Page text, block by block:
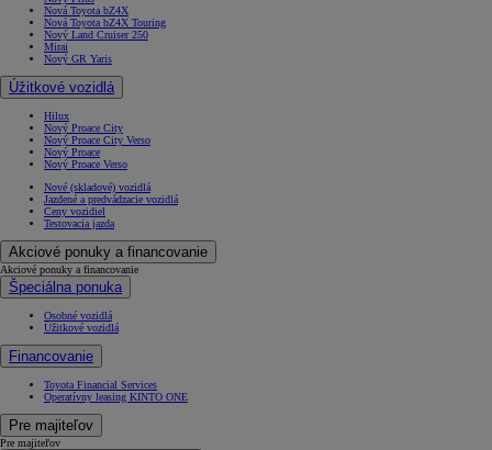
Nová Toyota bZ4X
Nová Toyota bZ4X Touring
Nový Land Cruiser 250
Mirai
Nový GR Yaris
Úžitkové vozidlá
Hilux
Nový Proace City
Nový Proace City Verso
Nový Proace
Nový Proace Verso
Nové (skladové) vozidlá
Jazdené a predvádzacie vozidlá
Ceny vozidiel
Testovacia jazda
Akciové ponuky a financovanie
Akciové ponuky a financovanie
Špeciálna ponuka
Osobné vozidlá
Úžitkové vozidlá
Financovanie
Toyota Financial Services
Operatívny leasing KINTO ONE
Pre majiteľov
Pre majiteľov